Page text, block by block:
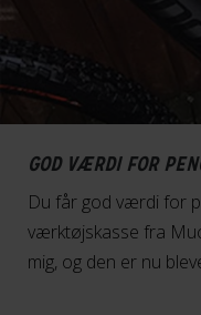
GOD VÆRDI FOR
Du får god værdi for
værktøjskasse fra
mig, og den er nu